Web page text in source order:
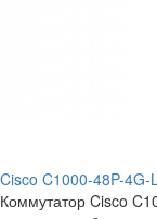
Cisco C1000-48P-4G-
Коммутатор Cisco